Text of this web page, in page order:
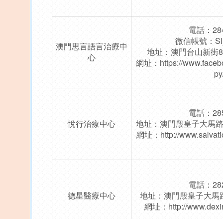
澳門思言語言治療中
心
電話：
微信帳號：
地址：澳門台山新街
網址： https://
悅行治療中心
電話：
地址：澳門殷皇子大馬
網址： http://
德星醫療中心
電話：
地址：澳門殷皇子大
網址： http://